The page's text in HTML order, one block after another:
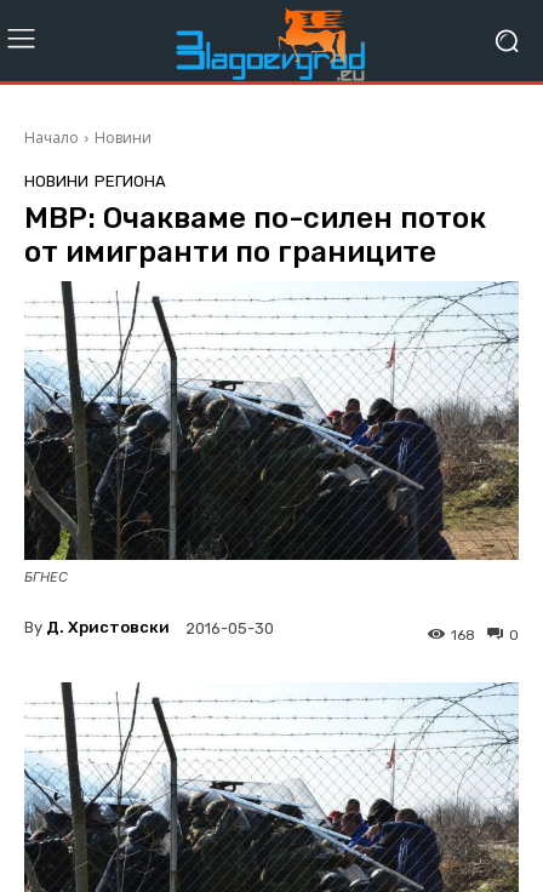
Начало Новини
НОВИНИ РЕГИОНА
МВР: Очакваме по-силен поток
от имигранти по границите
БГНЕС
By Д. Христовски 2016-05-30 0
168